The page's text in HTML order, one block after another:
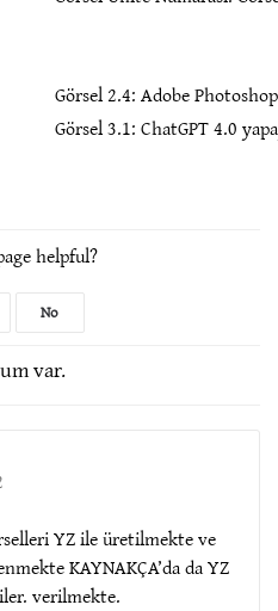
Görsel 2.4: Adobe
Görsel 3.1: ChatGPT 4.0
helpful?
No
var.
YZ ile üretilmekte ve
KAYNAKÇA’da da YZ
verilmekte.